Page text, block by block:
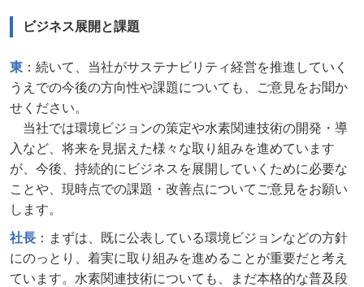
ビジネス展開と課題
東 ：続いて、当社がサステナビリティ経営を推進していく
うえでの今後の方向性や課題についても、ご意見をお聞か
せください。
当社では環境ビジョンの策定や水素関連技術の開発・導
入など、将来を見据えた様々な取り組みを進めています
が、今後、持続的にビジネスを展開していくために必要な
ことや、現時点での課題・改善点についてご意見をお願い
します。
社長 ：まずは、既に公表している環境ビジョンなどの方針
にのっとり、着実に取り組みを進めることが重要だと考え
ています。水素関連技術についても、まだ本格的な普及段